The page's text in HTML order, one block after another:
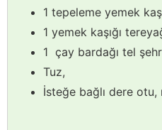
1 tepeleme yemek
1 yemek kaşığı
1 çay bardağı tel
Tuz,
İsteğe bağlı dere otu,